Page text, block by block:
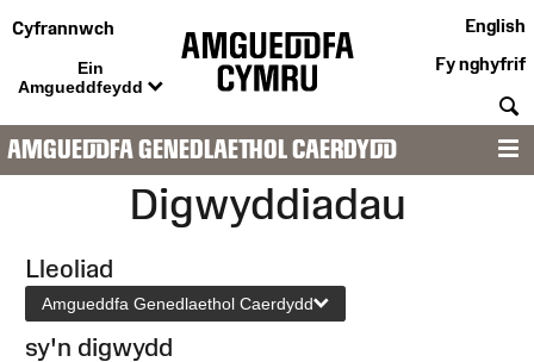
Cyfrannwch
Ein
Amgueddfeydd
English
Fy nghyfrif
AMGUEDDFA GENEDLAETHOL CAERDYDD
Digwyddiadau
Lleoliad
Amgueddfa Genedlaethol Caerdydd
sy'n digwydd